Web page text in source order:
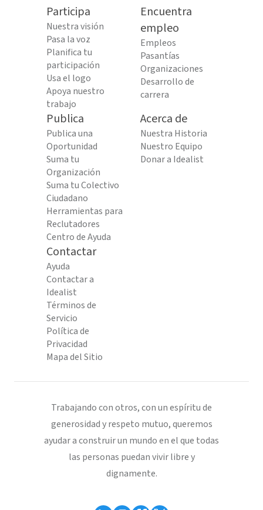
Participa
Nuestra visión
Pasa la voz
Planifica tu
participación
Usa el logo
Apoya nuestro
trabajo
Encuentra
empleo
Empleos
Pasantías
Organizaciones
Desarrollo de
carrera
Publica
Publica una
Oportunidad
Suma tu
Organización
Suma tu Colectivo
Ciudadano
Herramientas para
Reclutadores
Centro de Ayuda
Acerca de
Nuestra Historia
Nuestro Equipo
Donar a Idealist
Contactar
Ayuda
Contactar a
Idealist
Términos de
Servicio
Política de
Privacidad
Mapa del Sitio
Trabajando con otros, con un espíritu de
generosidad y respeto mutuo, queremos
ayudar a construir un mundo en el que todas
las personas puedan vivir libre y
dignamente.